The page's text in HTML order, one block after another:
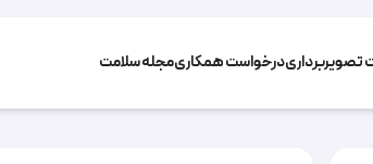
تصویربرداریدرخواست همکاریمجله سلامت